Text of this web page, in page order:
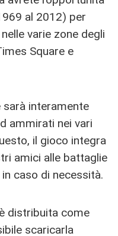
al 2012) per
varie zone degli
Square e
sarà interamente
ammirati nei vari
il gioco integra
amici alle battaglie
caso di necessità.
distribuita come
scaricarla